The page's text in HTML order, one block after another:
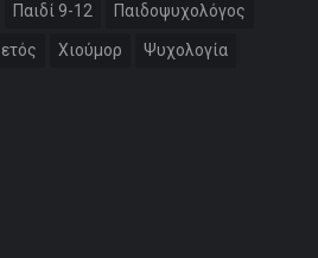
Παιδί 9-12 Παιδοψυχολόγος
Χιούμορ Ψυχολογία